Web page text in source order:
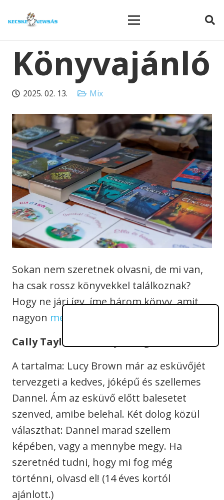
Könyvajánló
2025. 02. 13. Mix
Sokan nem szeretnek olvasni, de mi van,
ha csak rossz könyvekkel találkoznak?
Hogy ne járj így, íme három könyv, amit
nagyon megéri
Cally Taylor:
A tartalma: Lucy Brown már az esküvőjét
tervezgeti a kedves, jóképű és szellemes
Dannel. Ám az esküvő előtt balesetet
szenved, amibe belehal. Két dolog közül
választhat: Dannel marad szellem
képében, vagy a mennybe megy. Ha
szeretnéd tudni, hogy mi fog még
történni, olvasd el! (14 éves kortól
ajánlott.)